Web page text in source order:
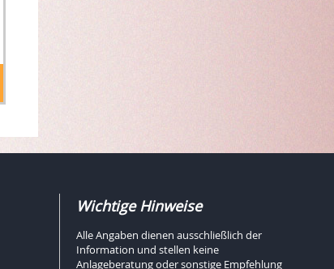
Wichtige Hinweise
Alle Angaben dienen ausschließlich der
Information und stellen keine
Anlageberatung oder sonstige Empfehlung